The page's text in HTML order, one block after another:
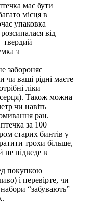
має бути
місця в
упаковка
від
з
забороняє
ваші рідні маєте
ліки
серця). Також можна
чи навіть
ран.
за 100
старих бинтів у
трохи більше,
не підведе в
покупкою
і перевірте, чи
“забувають”